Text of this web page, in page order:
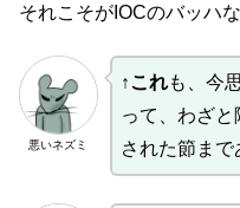
それこそがIOCのバッハな
悪いネズミ
↑これも、今
って、わざ
された節まで